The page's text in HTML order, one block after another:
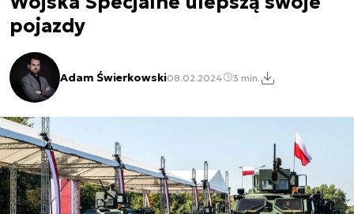
pojazdy
Adam Świerkowski08.02.2024 3 min.